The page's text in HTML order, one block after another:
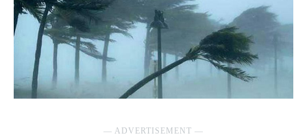
― ADVERTISEMENT ―